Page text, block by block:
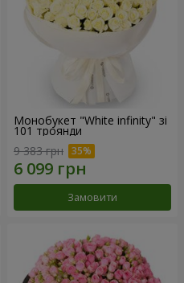
Монобукет "White infinity" зі
101 троянди
9 383 грн
Замовити